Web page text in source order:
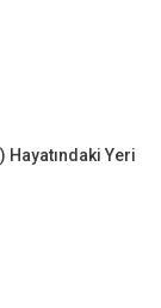
Hayatındaki Yeri